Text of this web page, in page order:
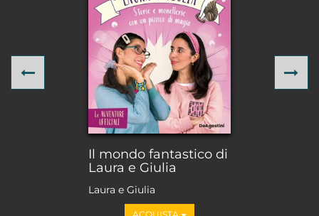
Il mondo fantastico di
Laura e Giulia
Laura e Giulia
Previous